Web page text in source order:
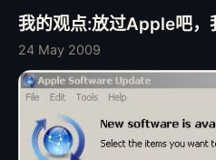
我的观点:放过Apple吧，
24 May 2009